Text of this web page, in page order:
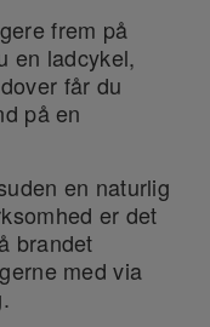
frem på
en ladcykel,
får du
på en
en naturlig
er det
brandet
med via